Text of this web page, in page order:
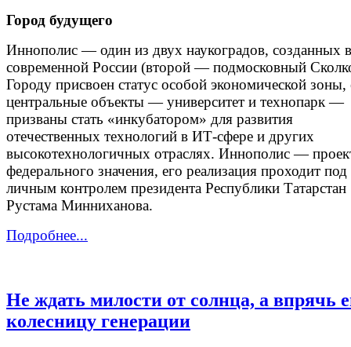
Город будущего
Иннополис — один из двух наукоградов, созданных в
современной России (второй — подмосковный
Городу присвоен статус особой экономической зоны,
центральные объекты — университет и технопарк —
призваны стать «инкубатором» для развития
отечественных технологий в ИТ-сфере и других
высокотехнологичных отраслях. Иннополис —
федерального значения, его реализация проходит под
личным контролем президента Республики Татарстан
Рустама Минниханова.
Подробнее...
Не ждать милости от солнца, а впрячь
колесницу генерации